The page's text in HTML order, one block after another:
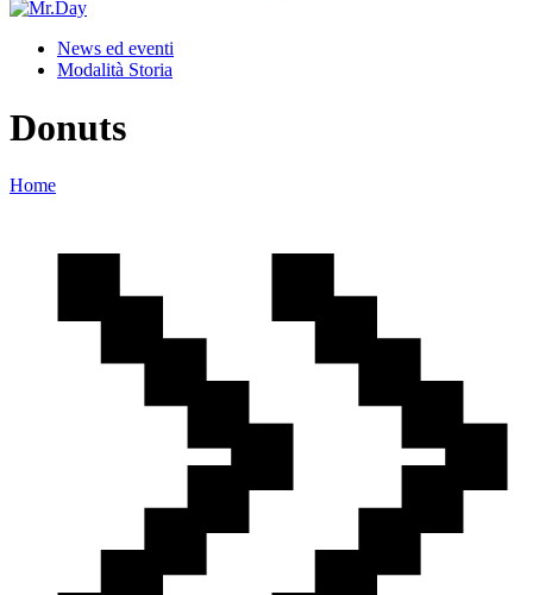
News ed eventi
Modalità Storia
Donuts
Home